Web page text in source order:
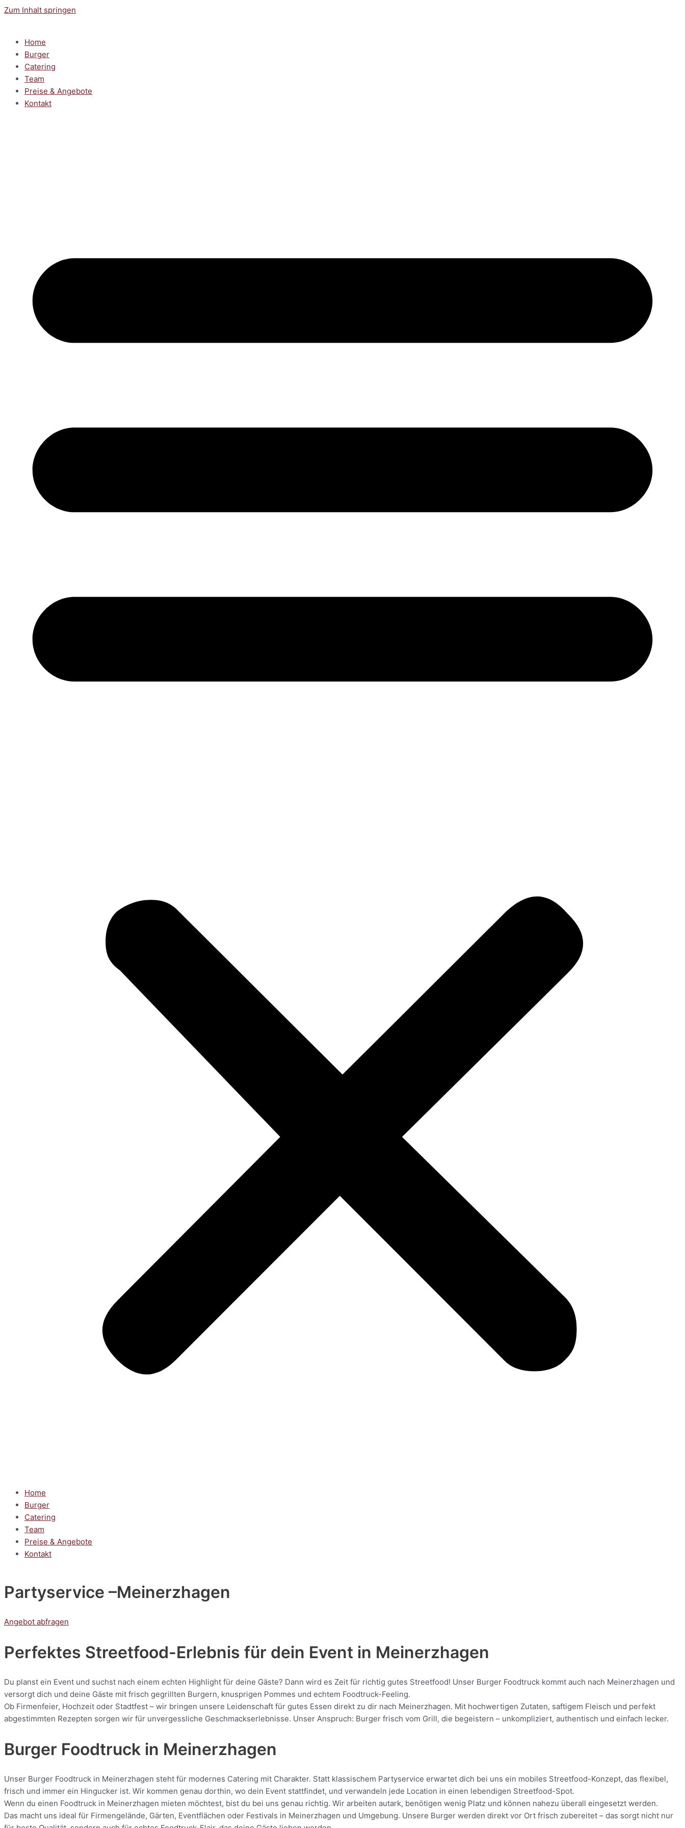
Zum Inhalt springen
Home
Burger
Catering
Team
Preise & Angebote
Kontakt
Home
Burger
Catering
Team
Preise & Angebote
Kontakt
Partyservice –Meinerzhagen
Angebot abfragen
Perfektes Streetfood-Erlebnis für dein Event in Meinerzhagen
Du planst ein Event und suchst nach einem echten Highlight für deine Gäste? Dann wird es Zeit für richtig gutes Streetfood! Unser Burger Foodtruck kommt auch nach Meinerzhagen und
versorgt dich und deine Gäste mit frisch gegrillten Burgern, knusprigen Pommes und echtem Foodtruck-Feeling.
Ob Firmenfeier, Hochzeit oder Stadtfest – wir bringen unsere Leidenschaft für gutes Essen direkt zu dir nach Meinerzhagen. Mit hochwertigen Zutaten, saftigem Fleisch und perfekt
abgestimmten Rezepten sorgen wir für unvergessliche Geschmackserlebnisse. Unser Anspruch: Burger frisch vom Grill, die begeistern – unkompliziert, authentisch und einfach lecker.
Burger Foodtruck in Meinerzhagen
Unser Burger Foodtruck in Meinerzhagen steht für modernes Catering mit Charakter. Statt klassischem Partyservice erwartet dich bei uns ein mobiles Streetfood-Konzept, das flexibel,
frisch und immer ein Hingucker ist. Wir kommen genau dorthin, wo dein Event stattfindet, und verwandeln jede Location in einen lebendigen Streetfood-Spot.
Wenn du einen Foodtruck in Meinerzhagen mieten möchtest, bist du bei uns genau richtig. Wir arbeiten autark, benötigen wenig Platz und können nahezu überall eingesetzt werden.
Das macht uns ideal für Firmengelände, Gärten, Eventflächen oder Festivals in Meinerzhagen und Umgebung. Unsere Burger werden direkt vor Ort frisch zubereitet – das sorgt nicht nur